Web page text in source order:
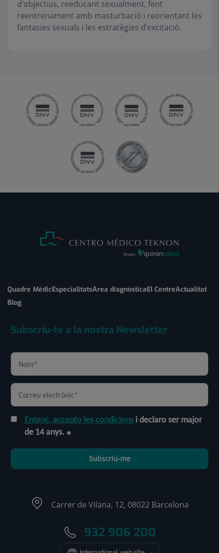
d’objectius, reeducant sexualment, fent
reentrenament amb masturbació i reorientant les
fantasies sexuals i les estratègies d’excitació.
Quadre MèdicEspecialitatsÀrea diagnòsticaEl CentreActualitat
Blog
Subscriu-te a la nostra Newsletter
Entenc, accepto les condicions i declaro ser major
de 14 anys.
Subscriu-me
Carrer de Vilana, 12, 08022 Barcelona
932 906 200